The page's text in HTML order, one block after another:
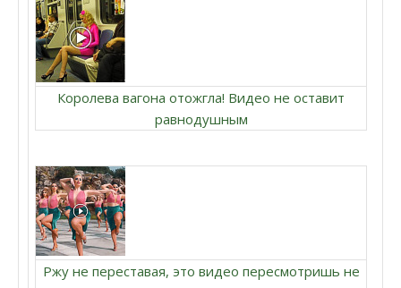
Королева вагона отожгла! Видео не оставит
равнодушным
Ржу не переставая, это видео пересмотришь не